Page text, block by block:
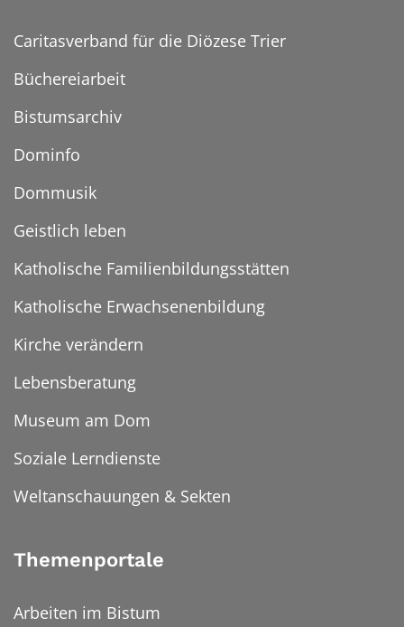
Caritasverband für die Diözese Trier
Büchereiarbeit
Bistumsarchiv
Dominfo
Dommusik
Geistlich leben
Katholische Familienbildungsstätten
Katholische Erwachsenenbildung
Kirche verändern
Lebensberatung
Museum am Dom
Soziale Lerndienste
Weltanschauungen & Sekten
Themenportale
Arbeiten im Bistum